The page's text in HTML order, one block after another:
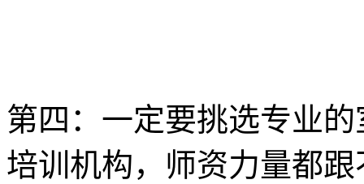
第四：一定要挑选专业
培训机构，师资力量都